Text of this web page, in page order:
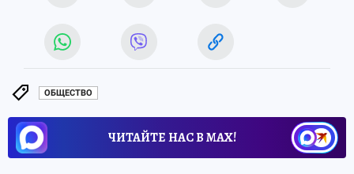
ОБЩЕСТВО
ЧИТАЙТЕ НАС В МАХ!